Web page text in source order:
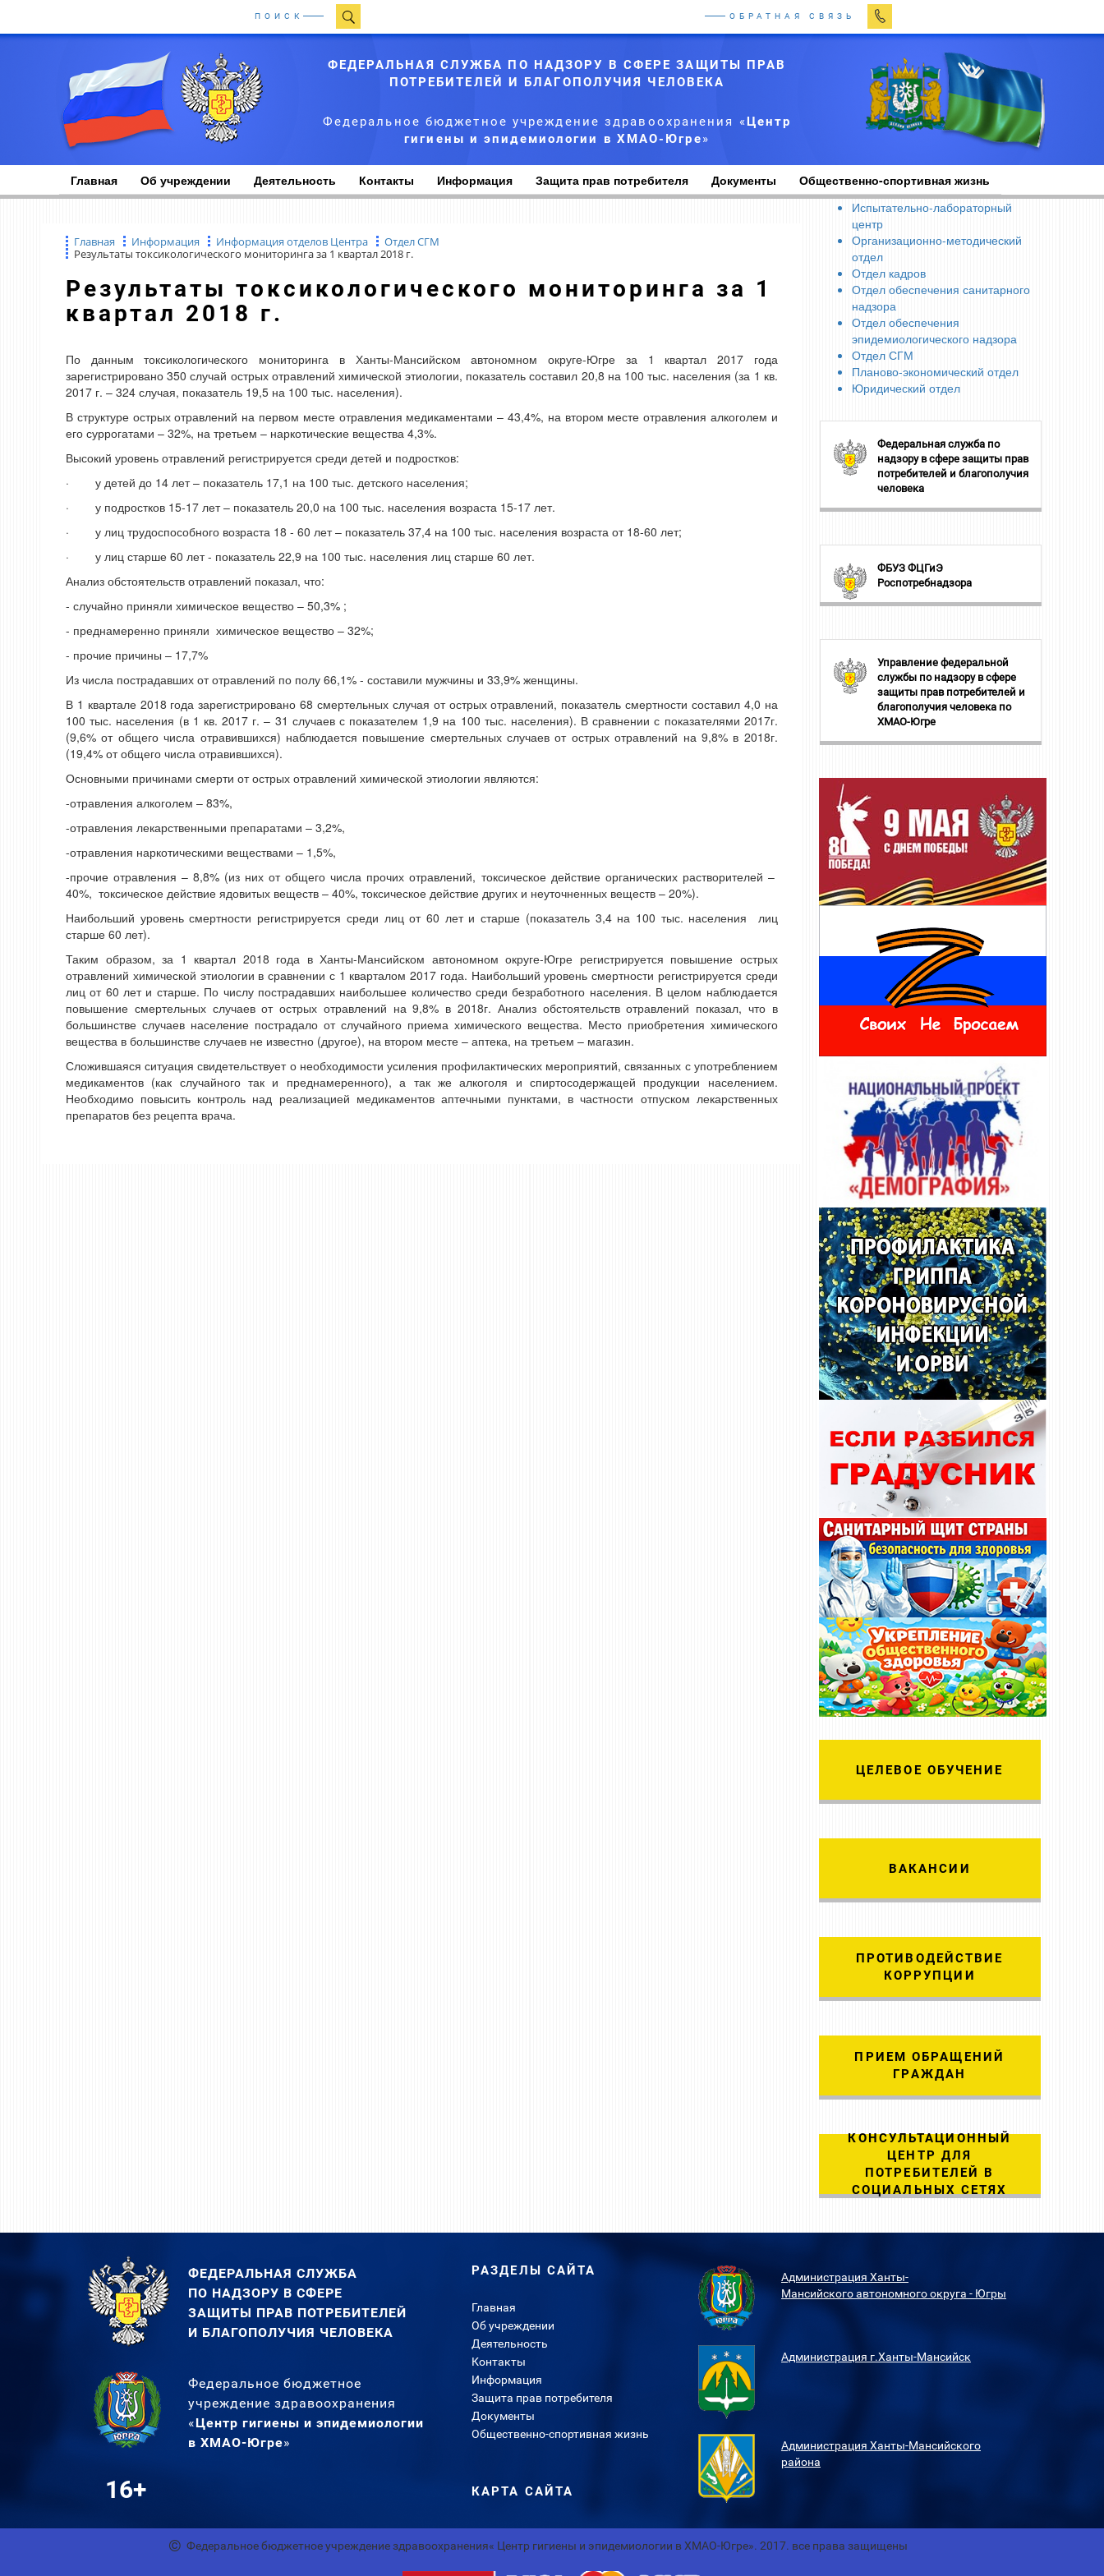
ПОИСК ОБРАТНАЯ СВЯЗЬ
ФЕДЕРАЛЬНАЯ СЛУЖБА ПО НАДЗОРУ В СФЕРЕ ЗАЩИТЫ ПРАВ
ПОТРЕБИТЕЛЕЙ И БЛАГОПОЛУЧИЯ ЧЕЛОВЕКА
Федеральное бюджетное учреждение здравоохранения «Центр
гигиены и эпидемиологии в ХМАО-Югре»
Главная Об учреждении Деятельность Контакты Информация Защита прав потребителя Документы Общественно-спортивная жизнь
Главная Информация Информация отделов Центра
Отдел СГМ
Результаты токсикологического мониторинга за 1 квартал 2018 г.
Результаты токсикологического мониторинга за 1
квартал 2018 г.
По данным токсикологического мониторинга в Ханты-Мансийском автономном округе-Югре за 1 квартал 2017 года
зарегистрировано 350 случай острых отравлений химической этиологии, показатель составил 20,8 на 100 тыс. населения (за 1 кв.
2017 г. – 324 случая, показатель 19,5 на 100 тыс. населения).
В структуре острых отравлений на первом месте отравления медикаментами – 43,4%, на втором месте отравления алкоголем и
его суррогатами – 32%, на третьем – наркотические вещества 4,3%.
Высокий уровень отравлений регистрируется среди детей и подростков:
· у детей до 14 лет – показатель 17,1 на 100 тыс. детского населения;
· у подростков 15-17 лет – показатель 20,0 на 100 тыс. населения возраста 15-17 лет.
· у лиц трудоспособного возраста 18 - 60 лет – показатель 37,4 на 100 тыс. населения возраста от 18-60 лет;
· у лиц старше 60 лет - показатель 22,9 на 100 тыс. населения лиц старше 60 лет.
Анализ обстоятельств отравлений показал, что:
- случайно приняли химическое вещество – 50,3% ;
- преднамеренно приняли химическое вещество – 32%;
- прочие причины – 17,7%
Из числа пострадавших от отравлений по полу 66,1% - составили мужчины и 33,9% женщины.
В 1 квартале 2018 года зарегистрировано 68 смертельных случая от острых отравлений, показатель смертности составил 4,0 на
100 тыс. населения (в 1 кв. 2017 г. – 31 случаев с показателем 1,9 на 100 тыс. населения). В сравнении с показателями 2017г.
(9,6% от общего числа отравившихся) наблюдается повышение смертельных случаев от острых отравлений на 9,8% в 2018г.
(19,4% от общего числа отравившихся).
Основными причинами смерти от острых отравлений химической этиологии являются:
-отравления алкоголем – 83%,
-отравления лекарственными препаратами – 3,2%,
-отравления наркотическими веществами – 1,5%,
-прочие отравления – 8,8% (из них от общего числа прочих отравлений, токсическое действие органических растворителей –
40%, токсическое действие ядовитых веществ – 40%, токсическое действие других и неуточненных веществ – 20%).
Наибольший уровень смертности регистрируется среди лиц от 60 лет и старше (показатель 3,4 на 100 тыс. населения лиц
старше 60 лет).
Таким образом, за 1 квартал 2018 года в Ханты-Мансийском автономном округе-Югре регистрируется повышение острых
отравлений химической этиологии в сравнении с 1 кварталом 2017 года. Наибольший уровень смертности регистрируется среди
лиц от 60 лет и старше. По числу пострадавших наибольшее количество среди безработного населения. В целом наблюдается
повышение смертельных случаев от острых отравлений на 9,8% в 2018г. Анализ обстоятельств отравлений показал, что в
большинстве случаев население пострадало от случайного приема химического вещества. Место приобретения химического
вещества в большинстве случаев не известно (другое), на втором месте – аптека, на третьем – магазин.
Сложившаяся ситуация свидетельствует о необходимости усиления профилактических мероприятий, связанных с употреблением
медикаментов (как случайного так и преднамеренного), а так же алкоголя и спиртосодержащей продукции населением.
Необходимо повысить контроль над реализацией медикаментов аптечными пунктами, в частности отпуском лекарственных
препаратов без рецепта врача.
Испытательно-лабораторный
центр
Организационно-методический
отдел
Отдел кадров
Отдел обеспечения санитарного
надзора
Отдел обеспечения
эпидемиологического надзора
Отдел СГМ
Планово-экономический отдел
Юридический отдел
Федеральная служба по
надзору в сфере защиты прав
потребителей и благополучия
человека
ФБУЗ ФЦГиЭ
Роспотребнадзора
Управление федеральной
службы по надзору в сфере
защиты прав потребителей и
благополучия человека по
ХМАО-Югре
ЦЕЛЕВОЕ ОБУЧЕНИЕ
ВАКАНСИИ
ПРОТИВОДЕЙСТВИЕ
КОРРУПЦИИ
ПРИЕМ ОБРАЩЕНИЙ
ГРАЖДАН
КОНСУЛЬТАЦИОННЫЙ
ЦЕНТР ДЛЯ
ПОТРЕБИТЕЛЕЙ В
СОЦИАЛЬНЫХ СЕТЯХ
ФЕДЕРАЛЬНАЯ СЛУЖБА
ПО НАДЗОРУ В СФЕРЕ
ЗАЩИТЫ ПРАВ ПОТРЕБИТЕЛЕЙ
И БЛАГОПОЛУЧИЯ ЧЕЛОВЕКА
Федеральное бюджетное
учреждение здравоохранения
«Центр гигиены и эпидемиологии
в ХМАО-Югре»
16+
РАЗДЕЛЫ САЙТА
Главная
Об учреждении
Деятельность
Контакты
Информация
Защита прав потребителя
Документы
Общественно-спортивная жизнь
КАРТА САЙТА
Администрация Ханты-
Мансийскогоавтономного округа - Югры
Администрация г.Ханты-Мансийск
Администрация Ханты-Мансийского
района
Федеральное бюджетное учреждение здравоохранения« Центр гигиены и эпидемиологии в ХМАО-Югре». 2017. все права защищены